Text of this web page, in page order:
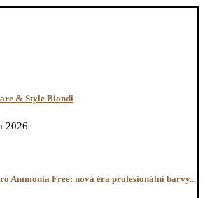
& Style Biondi
2026
Ammonia Free: nová éra profesionální barvy...